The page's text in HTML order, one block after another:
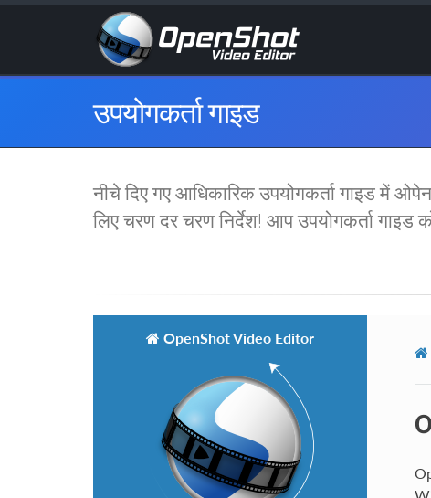
उपयोगकर्ता गाइड
नीचे दिए गए आधिकारिक उपयोगकर्ता गाइड में
लिए चरण दर चरण निर्देश! आप उपयोगकर्ता